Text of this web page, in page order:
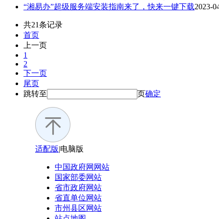
“湘易办”超级服务端安装指南来了，快来一键下载2023-
共21条记录
首页
上一页
1
2
下一页
尾页
跳转至
页确定
适配版|电脑版
中国政府网 网站
国家部委网站
省市政府网站
省直单位网站
市州县区网站